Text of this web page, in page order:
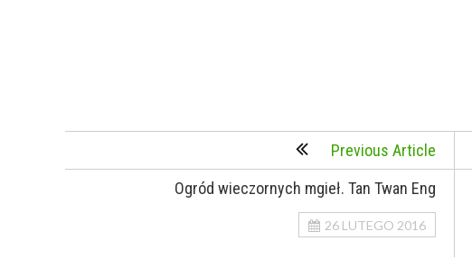
Previous Article
Ogród wieczornych mgieł. Tan Twan Eng
26 LUTEGO 2016